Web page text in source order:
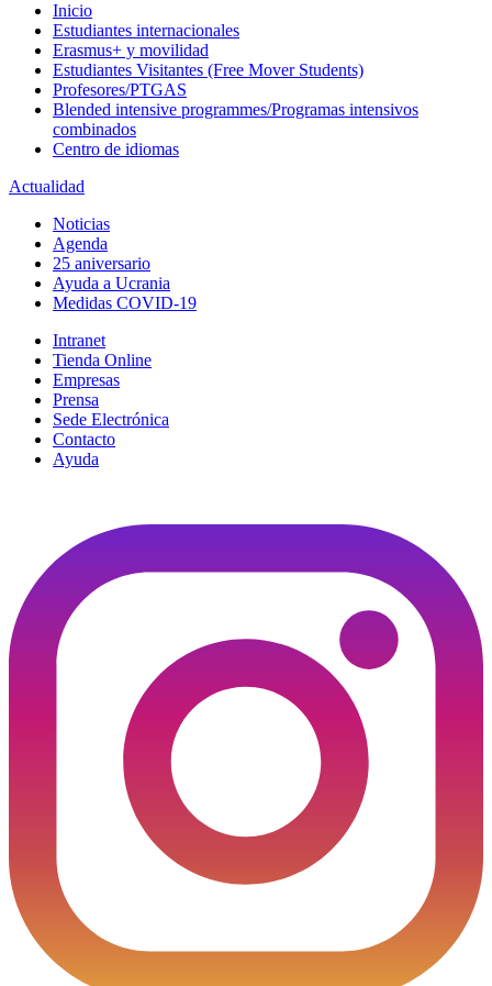
Inicio
Estudiantes internacionales
Erasmus+ y movilidad
Estudiantes Visitantes (Free Mover Students)
Profesores/PTGAS
Blended intensive programmes/Programas intensivos
combinados
Centro de idiomas
Actualidad
Noticias
Agenda
25 aniversario
Ayuda a Ucrania
Medidas COVID-19
Intranet
Tienda Online
Empresas
Prensa
Sede Electrónica
Contacto
Ayuda